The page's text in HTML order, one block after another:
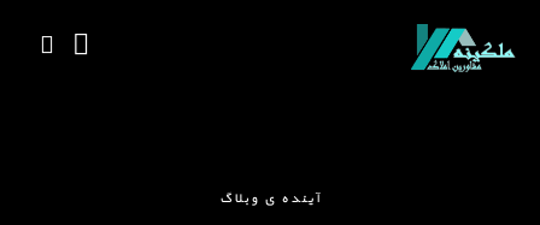
آینده ی وبلاگ